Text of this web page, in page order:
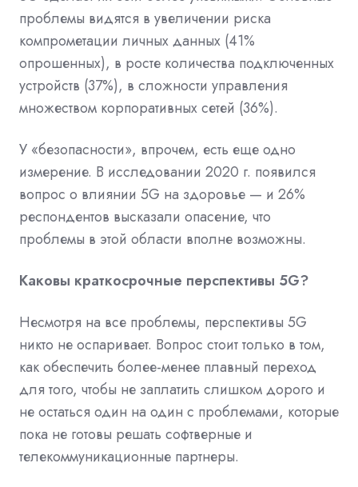
проблемы видятся в увеличении риска
компрометации личных данных (41%
опрошенных), в росте количества подключенных
устройств (37%), в сложности управления
множеством корпоративных сетей (36%).
У «безопасности», впрочем, есть еще одно
измерение. В исследовании 2020 г. появился
вопрос о влиянии 5G на здоровье — и 26%
респондентов высказали опасение, что
проблемы в этой области вполне возможны.
Каковы краткосрочные перспективы 5G?
Несмотря на все проблемы, перспективы 5G
никто не оспаривает. Вопрос стоит только в том,
как обеспечить более-менее плавный переход
для того, чтобы не заплатить слишком дорого и
не остаться один на один с проблемами, которые
пока не готовы решать софтверные и
телекоммуникационные партнеры.